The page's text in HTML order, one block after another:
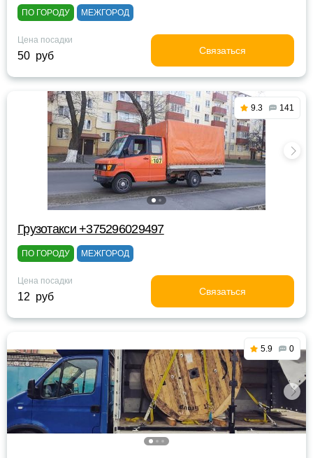
ПО ГОРОДУ МЕЖГОРОД
Цена посадки
50 руб Связаться
9.3 141
Грузотакси +375296029497
ПО ГОРОДУ МЕЖГОРОД
Цена посадки
12 руб Связаться
5.9 0